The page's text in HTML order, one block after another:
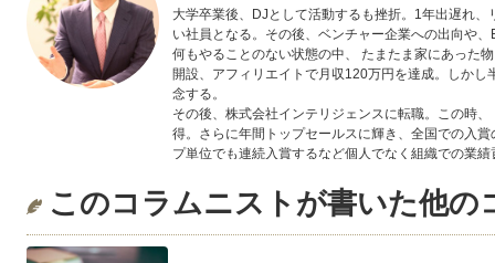
大学卒業後、DJとして活動するも挫折。1年出遅れ
い社員となる。その後、ベンチャー企業への出向や
何もやることのない状態の中、 たまたま家にあった
開設、アフィリエイトで月収120万円を達成。しか
念する。
その後、株式会社インテリジェンスに転職。この時
得。さらに年間トップセールスに輝き、全国での入
プ単位でも連続入賞するなど個人でなく組織での業績
で1000名以上を集客する。
2010年退職。フリーで研修講師として「質問力と仮
2011年、法人営業研修会社「ウィルスキルアソシエ
このコラムニストが書いた他の